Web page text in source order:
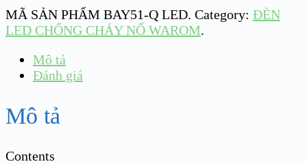
MÃ SẢN PHẨM BAY51-Q LED. Category: ĐÈN
LED CHỐNG CHÁY NỔ WAROM.
Mô tả
Đánh giá
Mô tả
Contents